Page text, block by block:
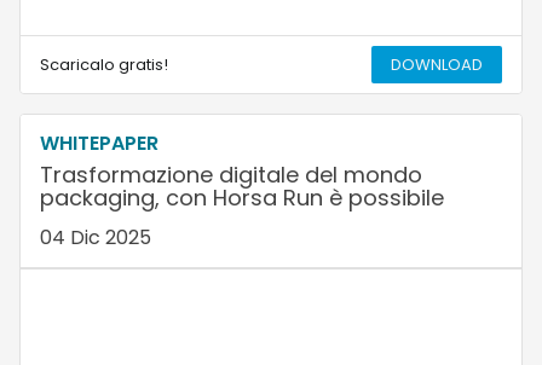
Scaricalo gratis! DOWNLOAD
WHITEPAPER
Trasformazione digitale del mondo
packaging, con Horsa Run è possibile
04 Dic 2025